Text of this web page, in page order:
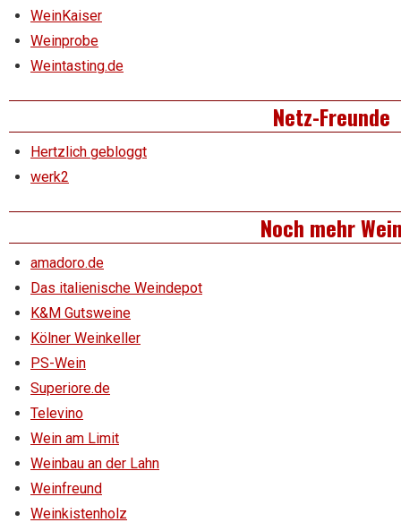
WeinKaiser
Weinprobe
Weintasting.de
Netz-Freunde
Hertzlich gebloggt
werk2
Noch mehr
amadoro.de
Das italienische Weindepot
K&M Gutsweine
Kölner Weinkeller
PS-Wein
Superiore.de
Televino
Wein am Limit
Weinbau an der Lahn
Weinfreund
Weinkistenholz